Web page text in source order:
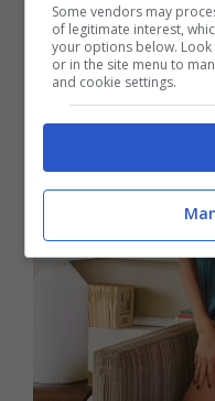
Some vendors may
of legitimate interest,
your options below.
or in the site menu to
and cookie settings.